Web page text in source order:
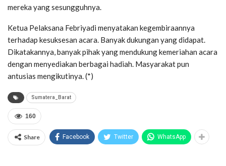
mereka yang sesungguhnya.
Ketua Pelaksana Febriyadi menyatakan kegembiraannya
terhadap kesuksesan acara. Banyak dukungan yang didapat.
Dikatakannya, banyak pihak yang mendukung kemeriahan acara
dengan menyediakan berbagai hadiah. Masyarakat pun
antusias mengikutinya. (*)
Sumatera_Barat
160
Share Facebook Twitter WhatsApp